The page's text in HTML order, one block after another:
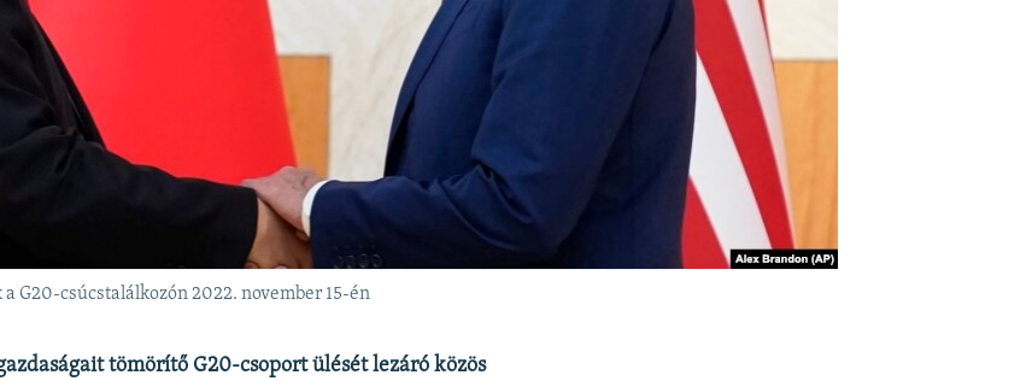
G20-csúcstalálkozón 2022. november 15-én
tömörítő G20-csoport ülését lezáró közös